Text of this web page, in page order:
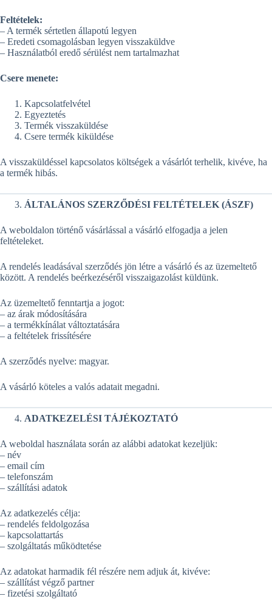
Feltételek:
– A termék sértetlen állapotú legyen
– Eredeti csomagolásban legyen visszaküldve
– Használatból eredő sérülést nem tartalmazhat
Csere menete:
Kapcsolatfelvétel
Egyeztetés
Termék visszaküldése
Csere termék kiküldése
A visszaküldéssel kapcsolatos költségek a vásárlót terhelik, kivéve, ha
a termék hibás.
ÁLTALÁNOS SZERZŐDÉSI FELTÉTELEK (ÁSZF)
A weboldalon történő vásárlással a vásárló elfogadja a jelen
feltételeket.
A rendelés leadásával szerződés jön létre a vásárló és az üzemeltető
között. A rendelés beérkezéséről visszaigazolást küldünk.
Az üzemeltető fenntartja a jogot:
– az árak módosítására
– a termékkínálat változtatására
– a feltételek frissítésére
A szerződés nyelve: magyar.
A vásárló köteles a valós adatait megadni.
ADATKEZELÉSI TÁJÉKOZTATÓ
A weboldal használata során az alábbi adatokat kezeljük:
– név
– email cím
– telefonszám
– szállítási adatok
Az adatkezelés célja:
– rendelés feldolgozása
– kapcsolattartás
– szolgáltatás működtetése
Az adatokat harmadik fél részére nem adjuk át, kivéve:
– szállítást végző partner
– fizetési szolgáltató